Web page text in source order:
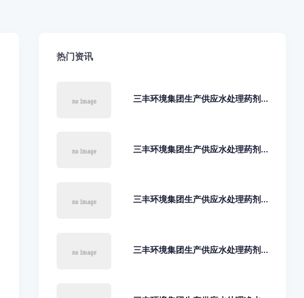
热门资讯
三丰环境集团生产供应水处理药剂...
三丰环境集团生产供应水处理药剂...
三丰环境集团生产供应水处理药剂...
三丰环境集团生产供应水处理药剂...